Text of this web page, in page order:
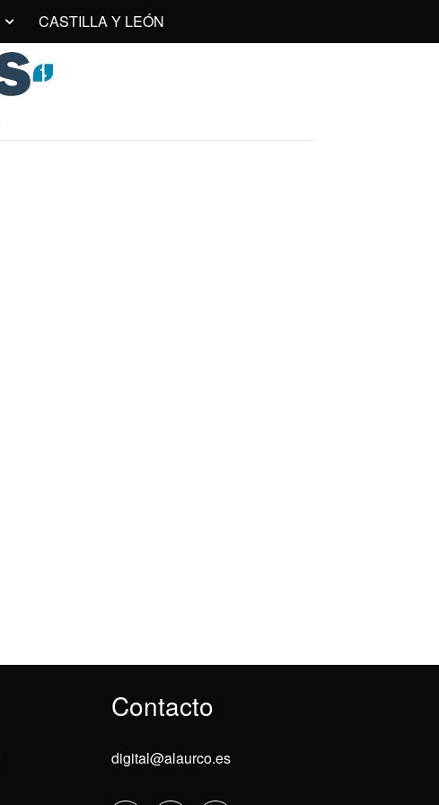
CASTILLA Y LEÓN
Contacto
digital@alaurco.es